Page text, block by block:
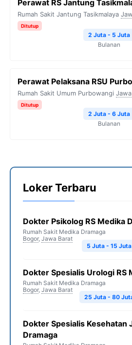
Perawat RS Jantung
Rumah Sakit Jantung Tasikmalaya
Ditutup
2 Juta - 5 Juta
Bulanan
Perawat Pelaksana RSU
Rumah Sakit Umum Purbowangi
Ditutup
2 Juta - 6 Juta
Bulanan
Loker Terbaru
Dokter Psikolog RS Medika
Rumah Sakit Medika Dramaga
Bogor, Jawa Barat
5 Juta - 15 Juta
Dokter Spesialis Urologi RS
Rumah Sakit Medika Dramaga
Bogor, Jawa Barat
25 Juta - 80
Dokter Spesialis Kesehatan
Dramaga